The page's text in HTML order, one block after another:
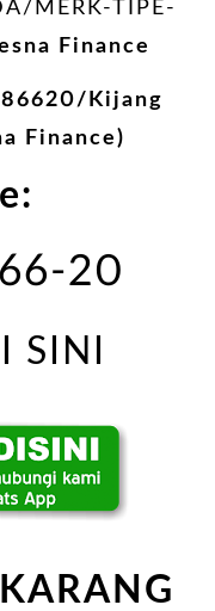
MERK-TIPE-
Finance
Kijang
Finance)
20
SINI